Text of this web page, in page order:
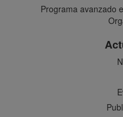
Programa avanzado